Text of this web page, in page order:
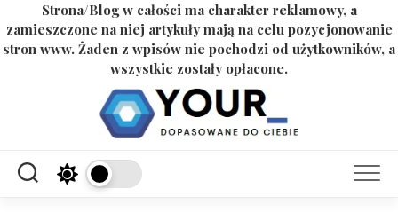
Strona/Blog w całości ma charakter reklamowy, a
zamieszczone na niej artykuły mają na celu pozycjonowanie
stron www. Żaden z wpisów nie pochodzi od użytkowników, a
wszystkie zostały opłacone.